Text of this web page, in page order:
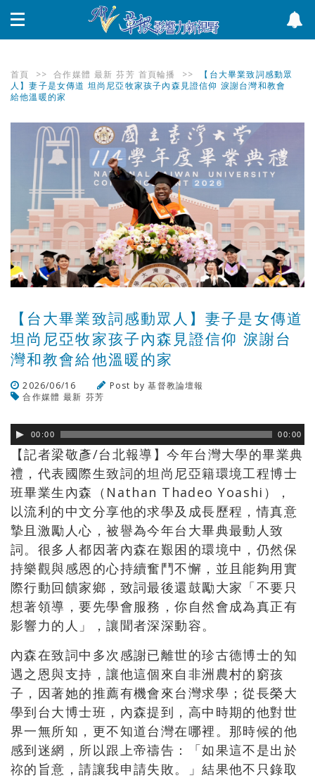
首頁 >> 合作媒體 最新 芬芳 首頁輪播 >>
【台大畢業致詞感動眾
人】妻子是女傳道 坦尚尼亞牧家孩子內森見證信仰 淚謝台灣和教會
給他溫暖的家
【台大畢業致詞感動眾人】妻子是女傳道
坦尚尼亞牧家孩子內森見證信仰 淚謝台
灣和教會給他溫暖的家
2026/06/16 Post by基督教論壇報
合作媒體 最新 芬芳
00:00 00:00
【記者梁敬彥/台北報導】今年台灣大學的畢業典
禮，代表國際生致詞的坦尚尼亞籍環境工程博士
班畢業生內森（Nathan Thadeo Yoashi），
以流利的中文分享他的求學及成長歷程，情真意
摯且激勵人心，被譽為今年台大畢典最動人致
詞。很多人都因著內森在艱困的環境中，仍然保
持樂觀與感恩的心持續奮鬥不懈，並且能夠用實
際行動回饋家鄉，致詞最後還鼓勵大家「不要只
想著領導，要先學會服務，你自然會成為真正有
影響力的人」，讓聞者深深動容。
內森在致詞中多次感謝已離世的珍古德博士的知
遇之恩與支持，讓他這個來自非洲農村的窮孩
子，因著她的推薦有機會來台灣求學；從長榮大
學到台大博士班，內森提到，高中時期的他對世
界一無所知，更不知道台灣在哪裡。那時候的他
感到迷網，所以跟上帝禱告：「如果這不是出於
祢的旨意，請讓我申請失敗。」結果他不只錄取